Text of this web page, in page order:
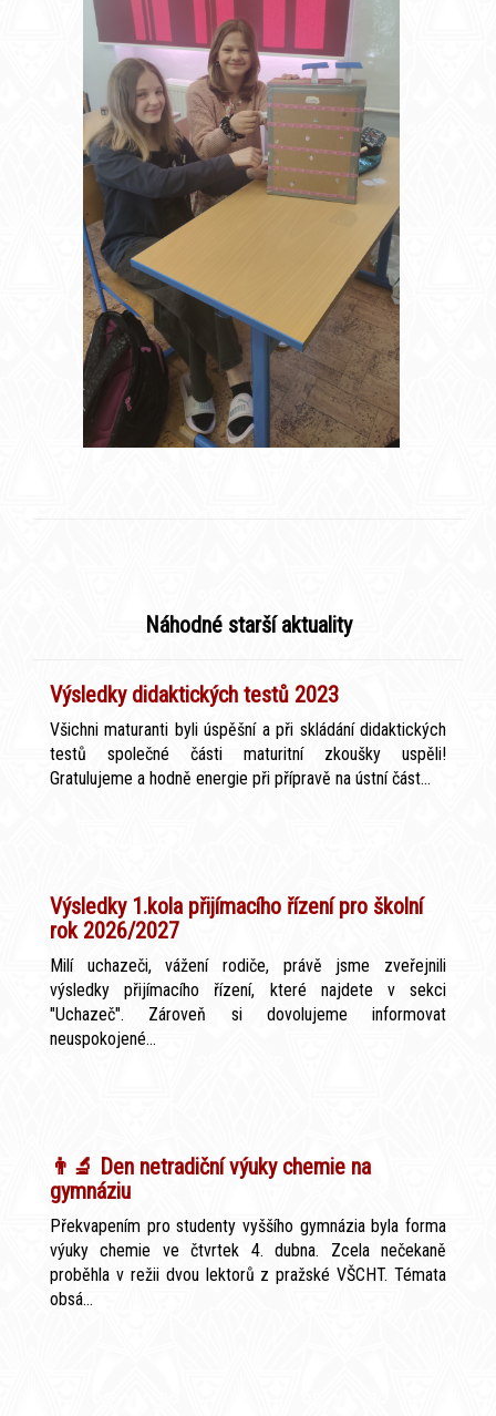
Náhodné starší aktuality
Výsledky didaktických testů 2023
Všichni maturanti byli úspěšní a při skládání didaktických
testů společné části maturitní zkoušky uspěli!
Gratulujeme a hodně energie při přípravě na ústní část...
Výsledky 1.kola přijímacího řízení pro školní
rok 2026/2027
Milí uchazeči, vážení rodiče, právě jsme zveřejnili
výsledky přijímacího řízení, které najdete v sekci
"Uchazeč". Zároveň si dovolujeme informovat
neuspokojené...
👨‍🔬 Den netradiční výuky chemie na
gymnáziu
Překvapením pro studenty vyššího gymnázia byla forma
výuky chemie ve čtvrtek 4. dubna. Zcela nečekaně
proběhla v režii dvou lektorů z pražské VŠCHT. Témata
obsá...